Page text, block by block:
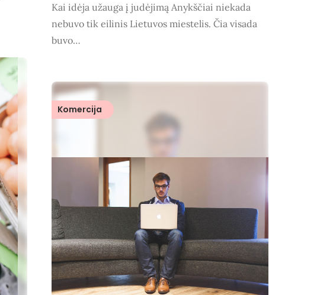
Kai idėja užauga į judėjimą Anykščiai niekada
nebuvo tik eilinis Lietuvos miestelis. Čia visada
buvo…
Komercija